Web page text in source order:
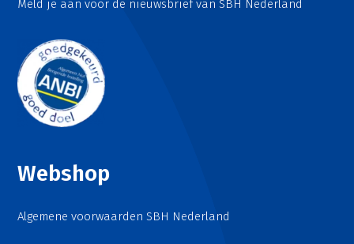
Meld je aan voor de nieuwsbrief van SBH Nederland
Webshop
Algemene voorwaarden SBH Nederland